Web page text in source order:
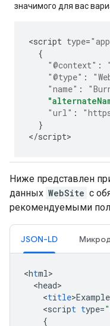
значимого для вас
<script type=
{
"@context" :
"@type" :
"name" :
"url" :
}
</script>
Ниже представлен
данных WebSite с
рекомендуемыми
JSON-LD
<html
<head
<title>Example
<script type=
{